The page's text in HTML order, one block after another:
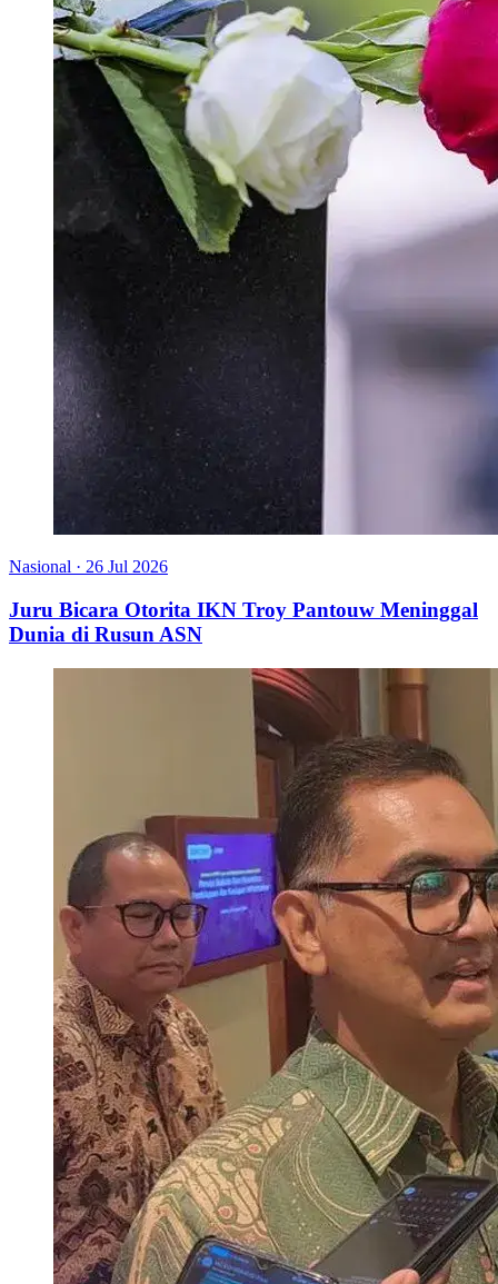
Nasional · 26 Jul 2026
Juru Bicara Otorita IKN Troy Pantouw Meninggal
Dunia di Rusun ASN